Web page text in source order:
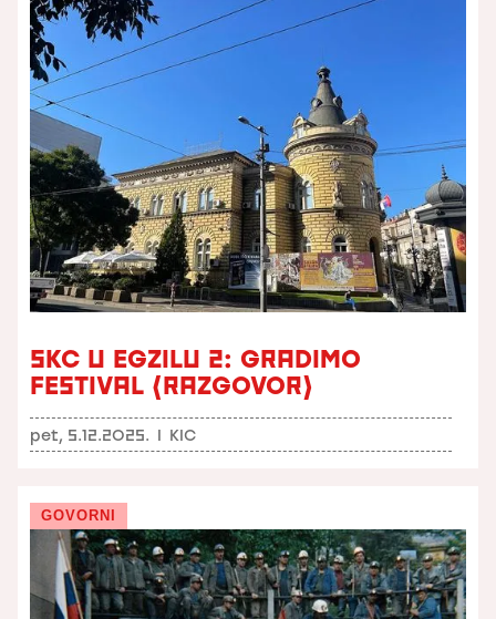
SKC U EGZILU 2: GRADIMO
FESTIVAL (RAZGOVOR)
pet, 5.12.2025. I KIC
GOVORNI